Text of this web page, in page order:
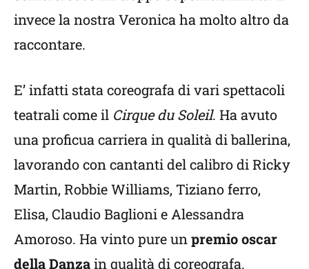
invece la nostra Veronica ha molto altro da
raccontare.
E’ infatti stata coreografa di vari spettacoli
teatrali come il Cirque du Soleil. Ha avuto
una proficua carriera in qualità di ballerina,
lavorando con cantanti del calibro di Ricky
Martin, Robbie Williams, Tiziano ferro,
Elisa, Claudio Baglioni e Alessandra
Amoroso. Ha vinto pure unpremio oscar
della Danzain qualità di coreografa.